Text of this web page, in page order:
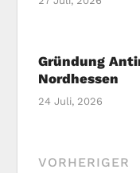
Gründung
Nordhessen
24 Juli, 2026
VORHERIGER